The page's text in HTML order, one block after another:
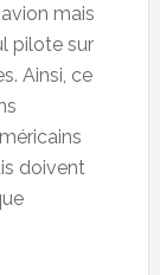
mais
pilote sur
Ainsi, ce
doivent